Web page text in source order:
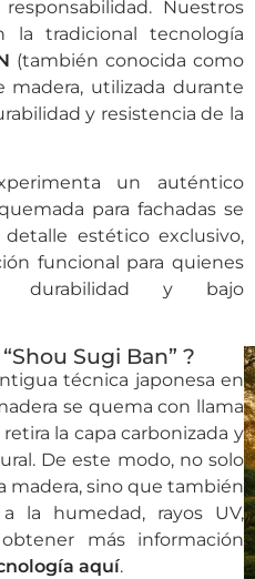
Nuestros
la tradicional tecnología
(también conocida como
madera, utilizada durante
y resistencia de la
un auténtico
para fachadas se
estético exclusivo,
funcional para quienes
durabilidad y bajo
Sugi Ban” ?
técnica japonesa en
se quema con llama
la capa carbonizada y
De este modo, no solo
madera, sino que también
la humedad, rayos UV,
más información
aquí.